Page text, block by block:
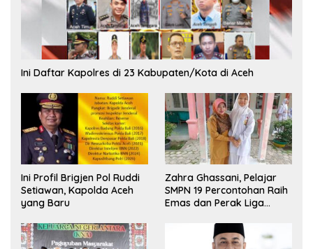
Ini Daftar Kapolres di 23 Kabupaten/Kota di Aceh
Ini Profil Brigjen Pol Ruddi
Setiawan, Kapolda Aceh
yang Baru
Zahra Ghassani, Pelajar
SMPN 19 Percontohan Raih
Emas dan Perak Liga